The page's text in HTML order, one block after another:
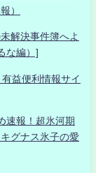
）
解決事件簿へよ
な編）]
益便利情報サイ
速報！超氷河期
グナス氷子の愛